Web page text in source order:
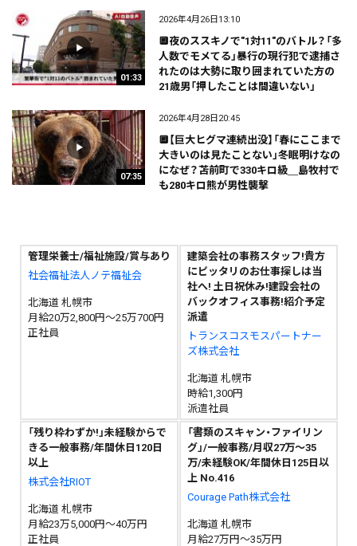
01:33
2026年4月26日13:10
🔲夜のススキノで"1対11"のバトル？「多
人数でモメてる」暴行の現行犯で逮捕さ
れたのは大勢に取り囲まれていた方の
21歳男「押したことは間違いない」
07:35
2026年4月28日20:45
🔲【巨大ヒグマ連続出没】「春にここまで
大きいのは見たことない」冬眠明けなの
になぜ？苫前町で330キロ級＿島牧村で
も280キロ熊が男性襲撃
管理栄養士/福祉施設/賞与あり
社会福祉法人ノテ福祉会
北海道 札幌市
月給20万2,800円～25万700円
正社員
建築会社の事務スタッフ!貴方
にピッタリのお仕事探しは当
社へ! 土日祝休み!建設会社の
バックオフィス事務!紹介予定
派遣
トランスコスモスパートナー
ズ株式会社
北海道 札幌市
時給1,300円
派遣社員
「残り枠わずか!」未経験からで
きる一般事務/年間休日120日
以上
株式会社RIOT
北海道 札幌市
月給23万5,000円～40万円
正社員
「書類のスキャン・ファイリン
グ」/一般事務/月収27万～35
万/未経験OK/年間休日125日以
上 No.416
Courage Path株式会社
北海道 札幌市
月給27万円～35万円